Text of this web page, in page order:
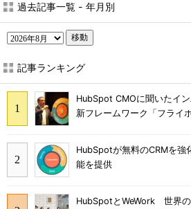
過去記事一覧 - 年月別
移動
記事ランキング
HubSpot CMOに聞いたイ
新フレームワーク「フライ
HubSpotが無料のCRMを強
能を提供
HubSpotとWeWork 世界